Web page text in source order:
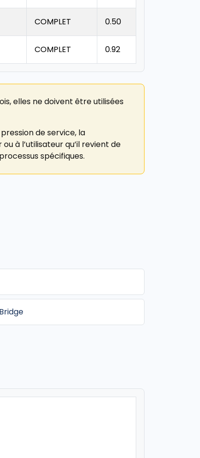
COMPLET 0.50
COMPLET 0.92
elles ne doivent être utilisées
de service, la
à l’utilisateur qu’il revient de
spécifiques.